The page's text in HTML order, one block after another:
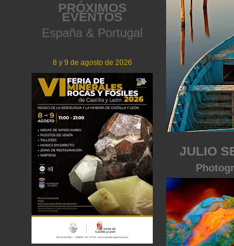
JULIO
PRÓXIMOS
EVENTOS
España & Portugal
8 y 9 de agosto de 2026